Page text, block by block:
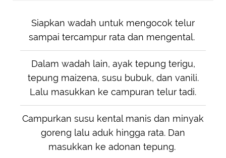
Siapkan wadah untuk mengocok telur
sampai tercampur rata dan mengental.
Dalam wadah lain, ayak tepung terigu,
tepung maizena, susu bubuk, dan vanili.
Lalu masukkan ke campuran telur tadi.
Campurkan susu kental manis dan minyak
goreng lalu aduk hingga rata. Dan
masukkan ke adonan tepung.